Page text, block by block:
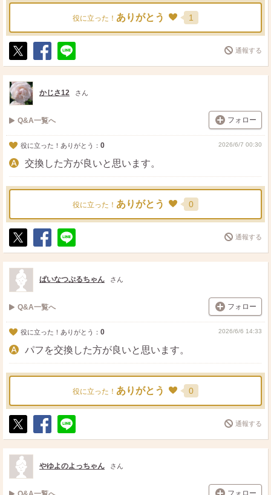
役に立った！ ありがとう 1
ポ
ス
ト
シ
ェ
送
る
通報する
かじさ12 さん
Q&A一覧へ フォロー
役に立った！ありがとう： 0 2026/6/7 00:30
交換した方が良いと思います。
役に立った！ ありがとう 0
ポ
ス
ト
シ
ェ
送
る
通報する
ぱいなつぷるちゃん さん
Q&A一覧へ フォロー
役に立った！ありがとう： 0 2026/6/6 14:33
パフを交換した方が良いと思います。
役に立った！ ありがとう 0
ポ
ス
ト
シ
ェ
送
る
通報する
やゆよのよっちゃん さん
フォロー